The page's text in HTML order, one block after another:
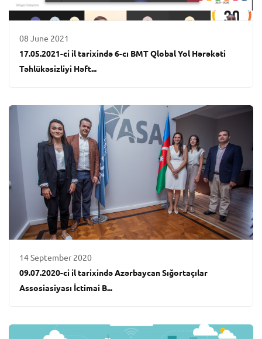
08 June 2021
17.05.2021-ci il tarixində 6-cı BMT Qlobal Yol Hərəkəti
Təhlükəsizliyi Həft...
14 September 2020
09.07.2020-ci il tarixində Azərbaycan Sığortaçılar
Assosiasiyası İctimai B...